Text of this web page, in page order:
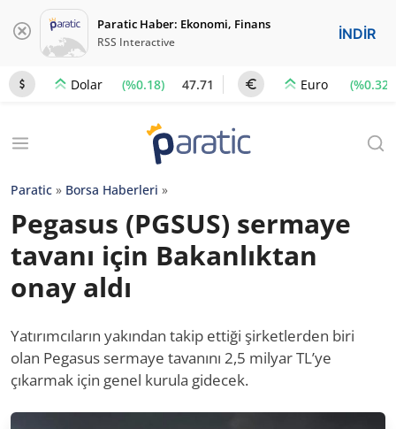
Paratic Haber: Ekonomi, Finans
RSS Interactive İNDİR
Dolar (%0.18) 47.71 Euro (%0.32)
Paratic » Borsa Haberleri »
Pegasus (PGSUS) sermaye
tavanı için Bakanlıktan
onay aldı
Yatırımcıların yakından takip ettiği şirketlerden biri
olan Pegasus sermaye tavanını 2,5 milyar TL’ye
çıkarmak için genel kurula gidecek.